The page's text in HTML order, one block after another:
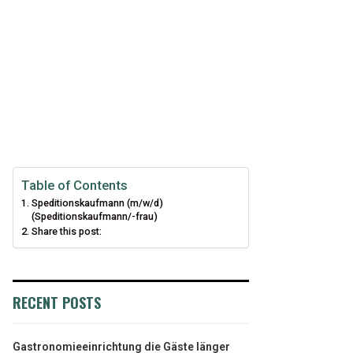
Table of Contents
Speditionskaufmann (m/w/d)
(Speditionskaufmann/-frau)
Share this post:
RECENT POSTS
Gastronomieeinrichtung die Gäste länger